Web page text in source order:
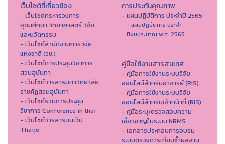
เว็บไซต์ที่เกี่ยวข้อง
- เว็บไซต์กระทรวงการ
อุดมศึกษา วิทยาศาสตร์ วิจัย
และนวัตกรรม
- เว็บไซต์สำนักงานการวิจัย
แห่งชาติ (วช.)
- เว็บไซต์การประชุมวิชาการ
สวนสุนันทา
- เว็บไซต์วารสารมหาวิทยาลัย
ราชภัฏสวนสุนันทา
- เว็บไซต์รวมการประชุม
วิชาการ Conference in thai
- เว็ปไซต์วารสารบนเว็ป
Thaijo
การประกันคุณภาพ
- แผนปฏิบัติการ ประจำปี 2565
- แผนปฏิบัติการ ประจำ
ปีงบประมาณ พ.ศ. 2565
คู่มือใช้งานสารสนเทศ
- คู่มือการใช้งานระบบวิจัย
ออนไลน์สำหรับอาจารย์ (RIS)
- คู่มือการใช้งานระบบวิจัย
ออนไลน์สำหรับเจ้าหน้าที่ (RIS)
- คู่มือระบุ/ตรวจสอบความ
เชี่ยวชาญในระบบ NRMS
- เอกสารประกอบการอบรม
ระบบตรวจการเทียบซ้ำผลงาน